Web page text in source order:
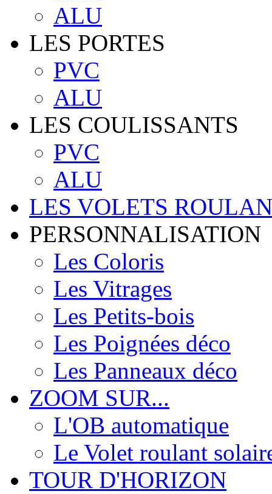
ALU
LES PORTES
PVC
ALU
LES COULISSANTS
PVC
ALU
LES VOLETS
PERSONNALISATION
Les Coloris
Les Vitrages
Les Petits-bois
Les Poignées déco
Les Panneaux déco
ZOOM SUR...
L'OB automatique
Le Volet roulant
TOUR D'HORIZON